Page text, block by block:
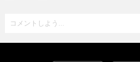
コメントしよう...